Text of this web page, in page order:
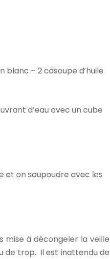
blanc – 2 càsoupe d’huile
d’eau avec un cube
et on saupoudre avec les
mise à décongeler la veille
de trop. Il est inattendu de